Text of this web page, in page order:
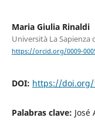
Maria Giulia Rinaldi
Università La Sapienza
https://orcid.org/0009-
DOI: https://doi.org/
Palabras clave: José